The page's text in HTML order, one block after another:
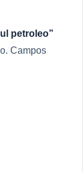
petroleo”
Campos